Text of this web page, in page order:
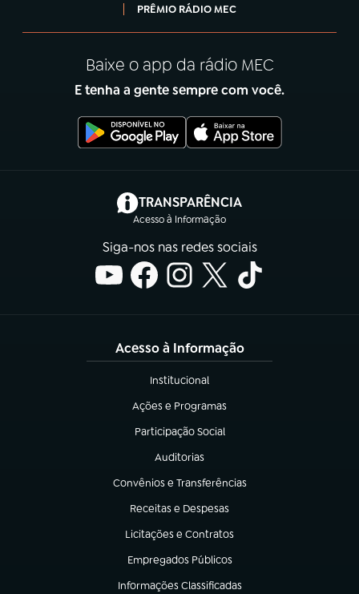
PRÊMIO RÁDIO MEC
Baixe o app da rádio MEC
E tenha a gente sempre com você.
TRANSPARÊNCIA
Acesso à Informação
(abre em nova aba)
Siga-nos nas redes sociais
Acesso à Informação
Institucional
(abre em nova aba)
Ações e Programas
(abre em nova aba)
Participação Social
(abre em nova aba)
Auditorias
(abre em nova aba)
Convênios e Transferências
(abre em nova aba)
Receitas e Despesas
(abre em nova aba)
Licitações e Contratos
(abre em nova aba)
Empregados Públicos
(abre em nova aba)
Informações Classificadas
(abre em nova aba)